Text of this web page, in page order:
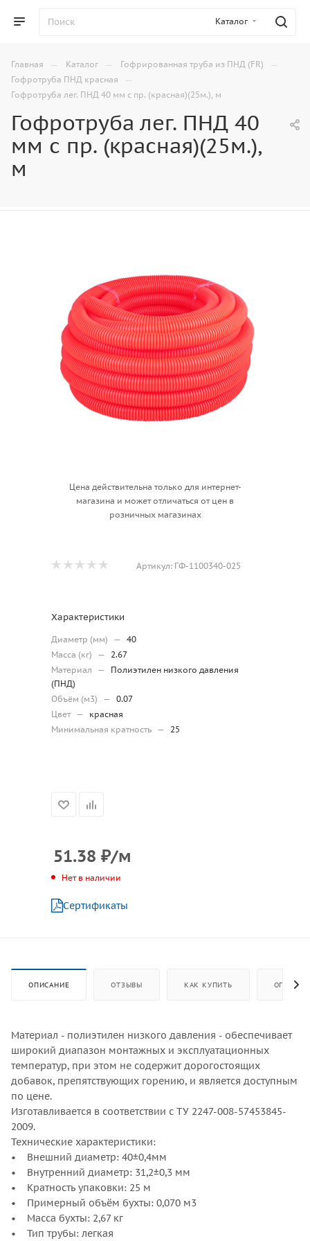
Каталог
Главная — Каталог — Гофрированная труба из ПНД (FR) —
Гофротруба ПНД красная —
Гофротруба лег. ПНД 40 мм с пр. (красная)(25м.), м
Гофротруба лег. ПНД 40
мм с пр. (красная)(25м.),
м
Цена действительна только для интернет-
магазина и может отличаться от цен в
розничных магазинах
Артикул: ГФ-1100340-025
Характеристики
Диаметр (мм) — 40
Масса (кг)
—
2.67
Материал
—
Полиэтилен низкого давления
(ПНД)
Объём (м3)
— 0.07
Цвет —
красная
Минимальная кратность — 25
51.38 ₽/м
Нет в наличии
Сертификаты
ОПИСАНИЕ ОТЗЫВЫ КАК КУПИТЬ ОПЛАТА
Материал - полиэтилен низкого давления - обеспечивает
широкий диапазон монтажных и эксплуатационных
температур, при этом не содержит дорогостоящих
добавок, препятствующих горению, и является доступным
по цене.
Изготавливается в соответствии с ТУ 2247-008-57453845-
2009.
Технические характеристики:
• Внешний диаметр: 40±0,4мм
• Внутренний диаметр: 31,2±0,3 мм
• Кратность упаковки: 25 м
• Примерный объём бухты: 0,070 м3
• Масса бухты: 2,67 кг
• Тип трубы: легкая